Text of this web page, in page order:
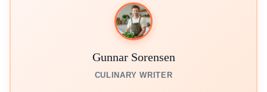
Gunnar Sorensen
CULINARY WRITER